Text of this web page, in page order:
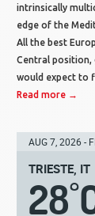
intrinsically
edge of the
All the best
Central position,
would expect to
Read more →
AUG 7, 2026 -
TRIESTE, IT
28°